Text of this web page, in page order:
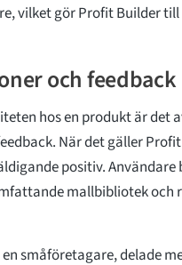
vilket gör Profit Builder till
och feedback
hos en produkt är det
När det gäller
positiv.
mallbibliotek och
småföretagare, delade